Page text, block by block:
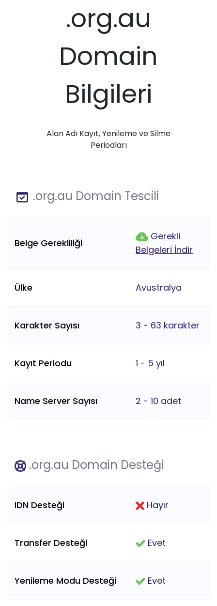
.org.au
Domain
Bilgileri
Alan Adı Kayıt, Yenileme ve Silme
Periodları
.org.au Domain Tescili
Belge Gerekliliği
Gerekli
Belgeleri İndir
Ülke Avustralya
Karakter Sayısı 3 - 63 karakter
Kayıt Periodu 1 - 5 yıl
Name Server Sayısı 2 - 10 adet
.org.au Domain Desteği
IDN Desteği Hayır
Transfer Desteği Evet
Yenileme Modu Desteği Evet